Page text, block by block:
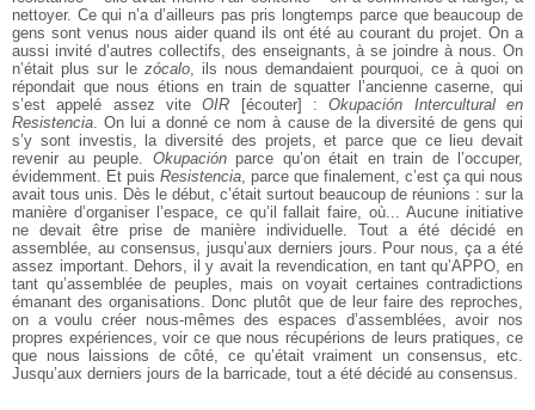
nettoyer. Ce qui n’a d’ailleurs pas pris longtemps parce que beaucoup de
gens sont venus nous aider quandils ont été au courant du projet. On a
aussi invité d’autres collectifs, des enseignants, à se joindre à nous. On
n’était plus sur le zócalo , ils nous demandaient pourquoi, ce à quoi on
répondait que nous étions en train de squatter l’anciennecaserne, qui
s’est appelé assez viteOIR [écouter] :Okupación Intercultural en
Resistencia . On lui a donné ce nom à cause de la diversité de gens qui
s’y sontinvestis, la diversité des projets, et parce que ce lieu devait
revenir au peuple.
Okupaciónparce qu’on était en train de l’occuper,
évidemment. Et puis Resistencia , parce que finalement, c’est ça qui nous
avait tous unis. Dès le début, c’était surtout beaucoup de réunions : sur la
manière d’organiser l’espace,
ce qu’il fallait faire, où... Aucune initiative
ne devait être prise de manière individuelle. Tout a été décidé en
assemblée, au consensus, jusqu’aux derniers jours. Pour nous, ça a été
assez important. Dehors, il y avait la revendication, en tant qu’APPO, en
tant qu’assemblée de peuples, mais on voyait certaines contradictions
émanant des organisations. Donc plutôt que de leur faire des reproches,
on a voulu créer nous-mêmes des espaces d’assemblées, avoir nos
propres expériences, voir ce que nous récupérions de leurs pratiques, ce
que nous laissions de côté, ce qu’était vraiment un consensus, etc.
Jusqu’aux derniers jours de la barricade, tout a été décidé au consensus.